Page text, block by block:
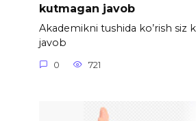
kutmagan javob
Akademikni tushida ko’rish siz
javob
0 721